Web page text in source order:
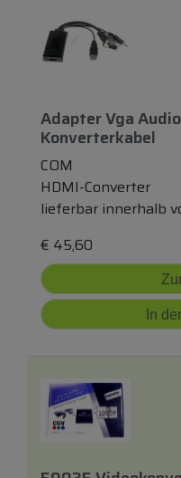
Adapter Vga
Konverterkabel
COM
HDMI-Converter
lieferbar innerhalb
€ 45,60
In